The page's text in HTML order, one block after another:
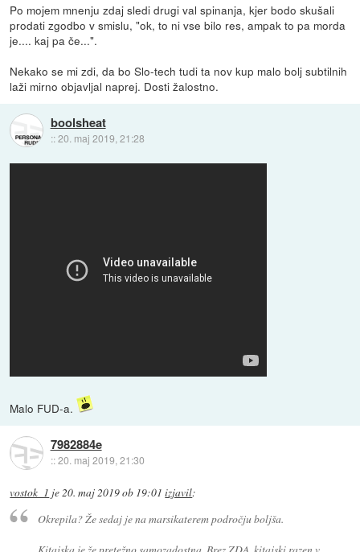
Po mojem mnenju zdaj sledi drugi val spinanja, kjer bodo skušali
prodati zgodbo v smislu, "ok, to ni vse bilo res, ampak to pa morda
je.... kaj pa če...".
Nekako se mi zdi, da bo Slo-tech tudi ta nov kup malo bolj subtilnih
laži mirno objavljal naprej. Dosti žalostno.
boolsheat
::20. maj 2019, 21:28
Malo FUD-a.
7982884e
::20. maj 2019, 21:30
vostok_1 je20. maj 2019 ob 19:01 izjavil:
Okrepila? Že sedaj je na marsikaterem področju boljša.